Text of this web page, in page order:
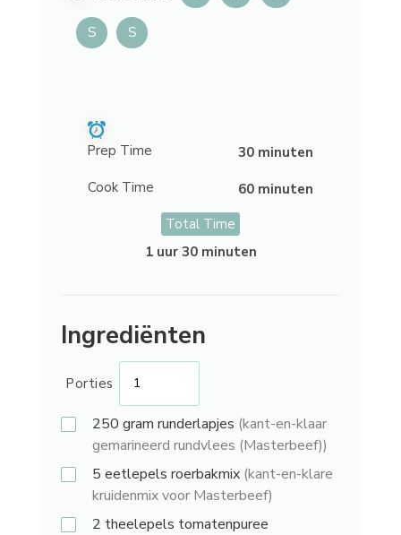
S S
Prep Time
30 minuten
Cook Time
60 minuten
Total Time
1 uur 30 minuten
Ingrediënten
Porties
250 gram runderlapjes (kant-en-klaar
gemarineerd rundvlees (Masterbeef))
5 eetlepels roerbakmix (kant-en-klare
kruidenmix voor Masterbeef)
2 theelepels tomatenpuree